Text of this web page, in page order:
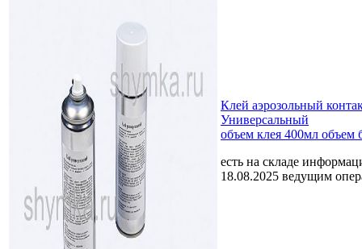
Клей аэрозольный
Универсальный
объем клея 400мл объем
есть на складе
18.08.2025 ведущим